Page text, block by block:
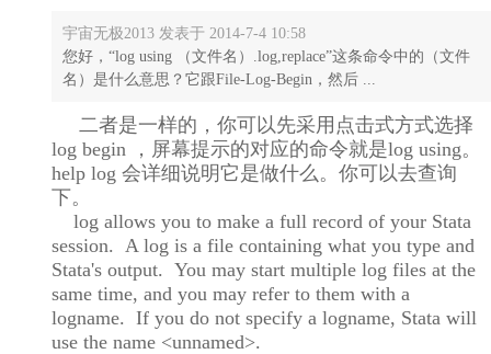
宇宙无极2013 发表于 2014-7-4 10:58
您好，“log using （文件名）.log,replace”这条命令中的（文件
名）是什么意思？它跟File-Log-Begin，然后 ...
二者是一样的，你可以先采用点击式方式选择
log begin ，屏幕提示的对应的命令就是log using。
help log 会详细说明它是做什么。你可以去查询
下。
log allows you to make a full record of your Stata
session. A log is a file containing what you type and
Stata's output. You may start multiple log files at the
same time, and you may refer to them with a
logname. If you do not specify a logname, Stata will
use the name <unnamed>.